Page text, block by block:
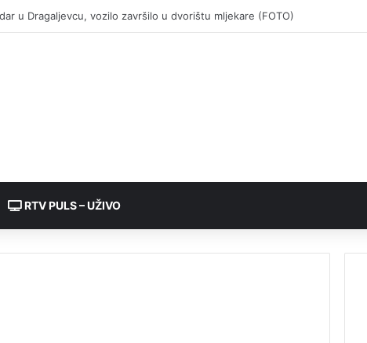
RTV PULS – UŽIVO